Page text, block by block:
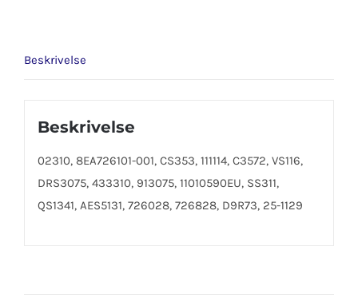
Beskrivelse
Beskrivelse
02310, 8EA726101-001, CS353, 111114, C3572, VS116,
DRS3075, 433310, 913075, 11010590EU, SS311,
QS1341, AES5131, 726028, 726828, D9R73, 25-1129